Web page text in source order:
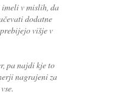
v mislih, da
dodatne
višje v
pa najdi kje to
nagrajeni za